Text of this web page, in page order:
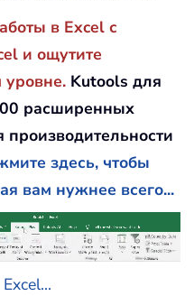
в Excel с
и ощутите
Kutools для
расширенных
здесь, чтобы
вам нужнее всего...